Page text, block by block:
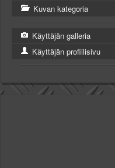
Kuvan kategoria
Käyttäjän galleria
Käyttäjän profiilisivu